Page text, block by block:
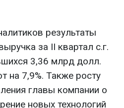
результаты
за II квартал с.г.
3,36 млрд долл.
на 7,9%. Также росту
главы компании о
новых технологий